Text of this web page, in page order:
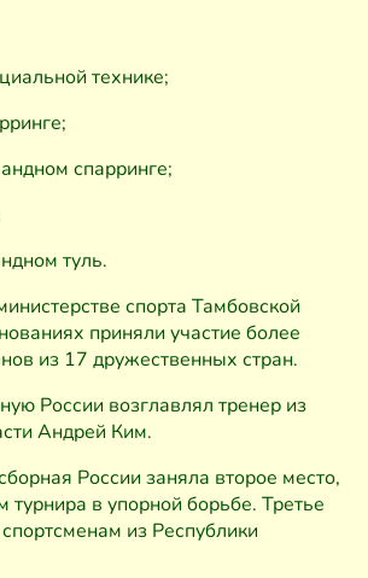
технике;
спарринге;
туль.
спорта Тамбовской
приняли участие более
из 17 дружественных стран.
России возглавлял тренер из
Андрей Ким.
России заняла второе место,
турнира в упорной борьбе. Третье
из Республики